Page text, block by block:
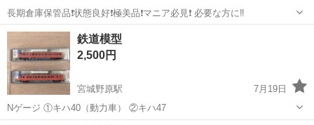
長期倉庫保管品❗状態良好❗極美品❗マニア必見❗ 必要な方に‼️
宮城 白石市 白石駅
鉄道模型
2,500円
宮城野原駅
7月19日
Nゲージ ①キハ40（動力車） ②キハ47